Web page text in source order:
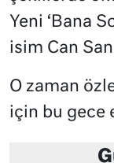
Yeni ‘Bana
isim Can
O zaman
için bu gece